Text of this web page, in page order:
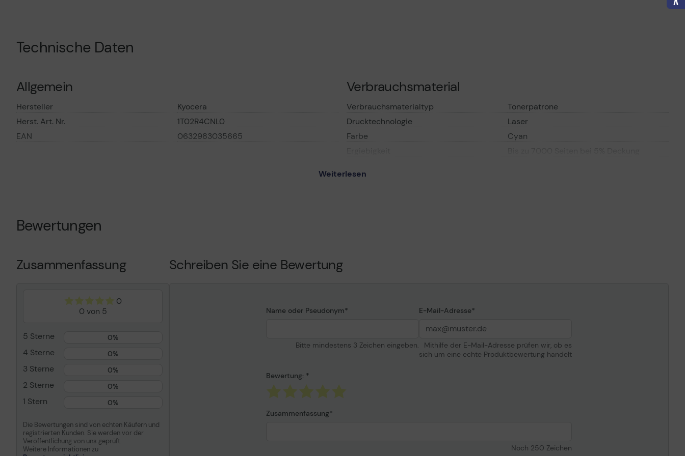
Technische Daten
Allgemein
Hersteller
Kyocera
Herst. Art. Nr.
1T02R4CNL0
EAN
0632983035665
Drucktechnologie
Kompatibel mit
TASKalfa 306ci, 308ci
Verbrauchsmaterial
Verbrauchsmaterialtyp
Tonerpatrone
Drucktechnologie
Laser
Farbe
Cyan
Informationen zur Kompatibilität
Weiterlesen
Bewertungen
Zusammenfassung
0
0 von 5
5 Sterne 0%
4 Sterne 0%
3 Sterne 0%
2 Sterne 0%
1 Stern 0%
Die Bewertungen sind von echten Käufern und
registrierten Kunden. Sie werden vor der
Veröffentlichung von uns geprüft.
Weitere Informationen zu
Schreiben Sie eine Bewertung
Name oder Pseudonym
Bitte mindestens 3 Zeichen eingeben.
E-Mail-Adresse
Mithilfe der E-Mail-Adresse prüfen wir, ob es
sich um eine echte Produktbewertung handelt
Bewertung:
Zusammenfassung
Noch 250 Zeichen